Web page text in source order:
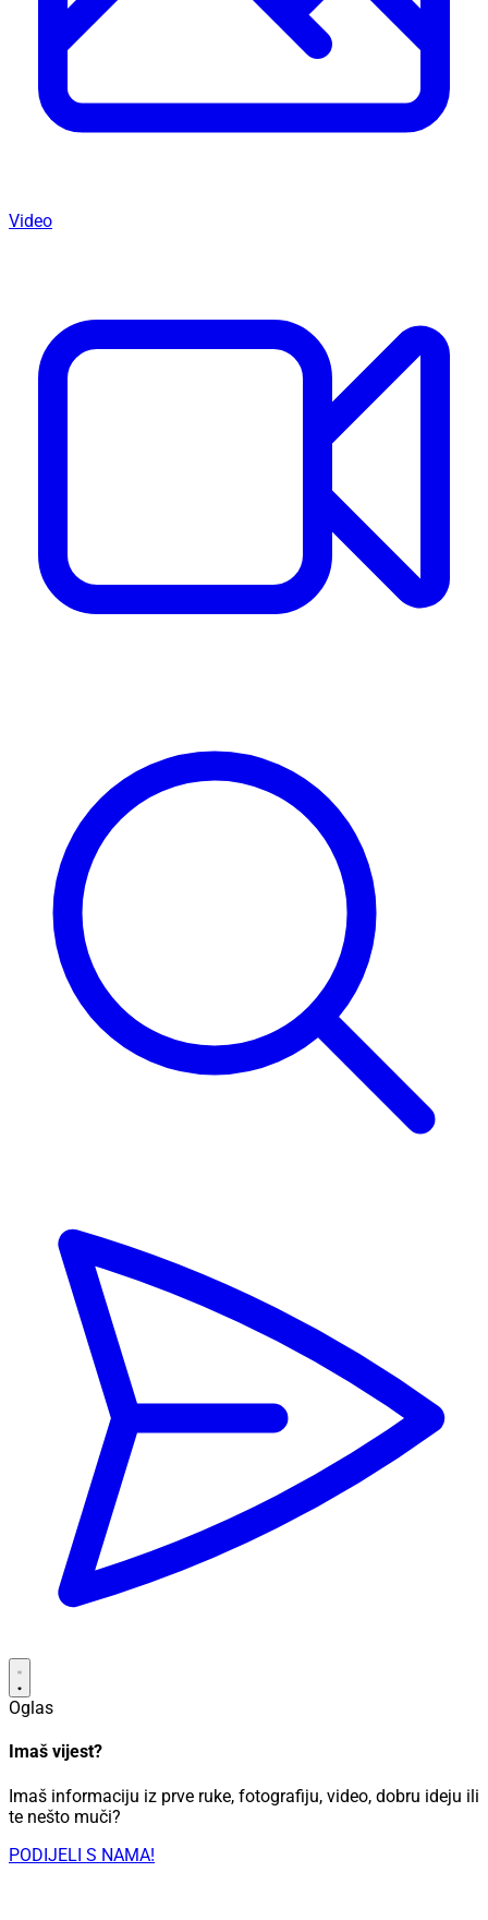
Video
Oglas
Imaš vijest?
Imaš informaciju iz prve ruke, fotografiju, video, dobru ideju ili
te nešto muči?
PODIJELI S NAMA!